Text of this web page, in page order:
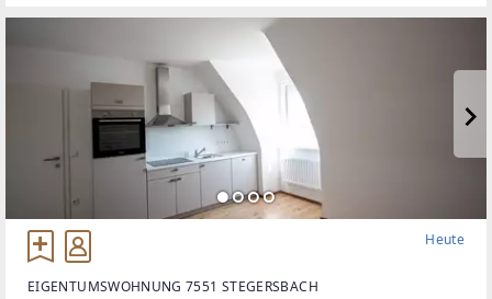
Heute
EIGENTUMSWOHNUNG 7551 STEGERSBACH